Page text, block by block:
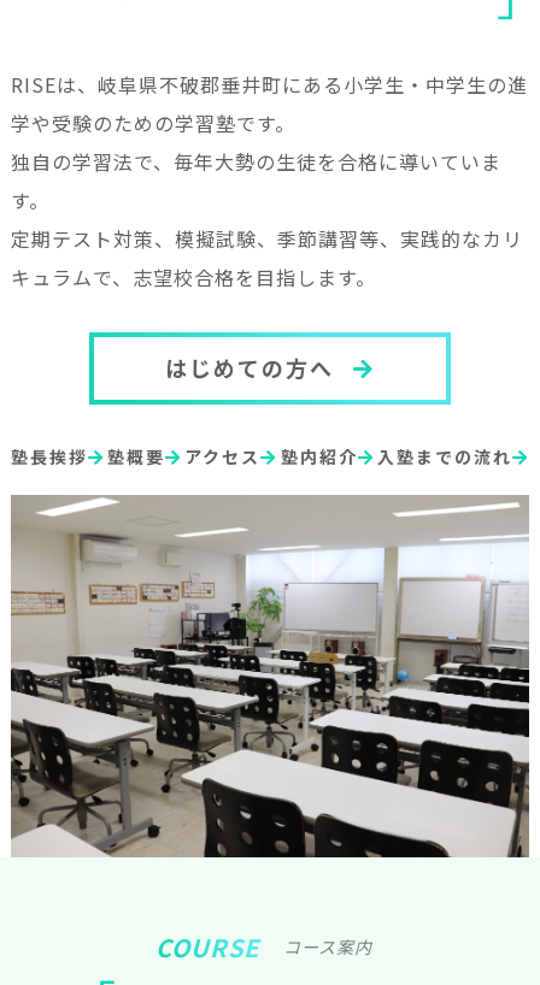
RISEは、岐阜県不破郡垂井町にある小学生・中学生の進
学や受験のための学習塾です。
独自の学習法で、毎年大勢の生徒を合格に導いていま
す。
定期テスト対策、模擬試験、季節講習等、実践的なカリ
キュラムで、志望校合格を目指します。
はじめての方へ
塾長挨拶 塾概要 アクセス 塾内紹介 入塾までの流れ
COURSE コース案内